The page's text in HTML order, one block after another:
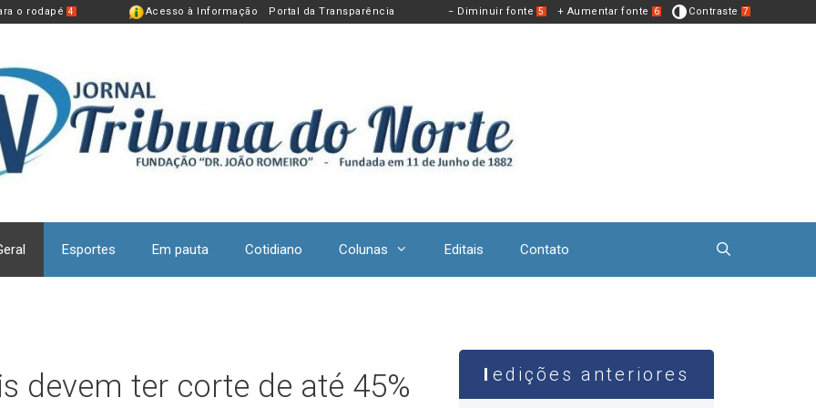
o rodapé 4 Acesso à Informação Portal da Transparência − Diminuir fonte 5 + Aumentar fonte 6 Contraste 7
Esportes Em pauta Cotidiano Colunas Editais Contato
devem ter corte de até 45%
edições anteriores